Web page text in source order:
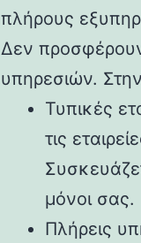
πλήρους
Δεν προσφέρουν
υπηρεσιών.
Τυπικές
τις
μόνοι σας.
Πλήρεις